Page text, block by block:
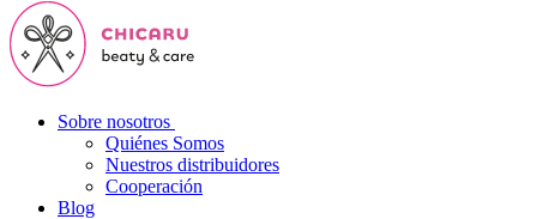
Sobre nosotros
Quiénes Somos
Nuestros distribuidores
Cooperación
Blog